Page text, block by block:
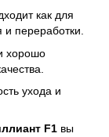
как для
и переработки.
хорошо
ухода и
F1 вы